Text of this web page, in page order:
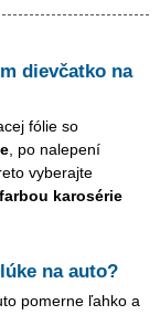
dievčatko na
fólie so
, po nalepení
vyberajte
karosérie
na auto?
pomerne ľahko a